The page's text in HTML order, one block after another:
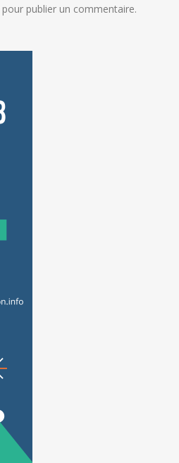
pour publier un commentaire.